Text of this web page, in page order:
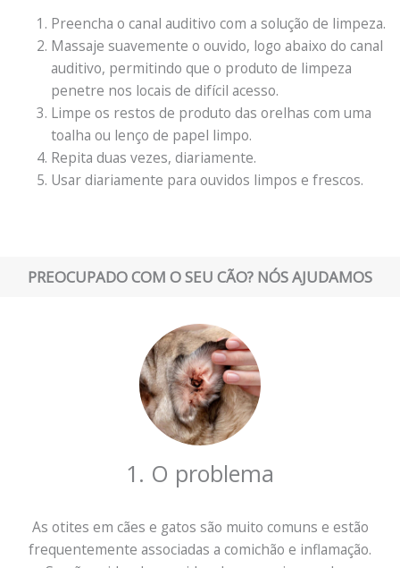
Preencha o canal auditivo com a solução de limpeza.
Massaje suavemente o ouvido, logo abaixo do canal
auditivo, permitindo que o produto de limpeza
penetre nos locais de difícil acesso.
Limpe os restos de produto das orelhas com uma
toalha ou lenço de papel limpo.
Repita duas vezes, diariamente.
Usar diariamente para ouvidos limpos e frescos.
PREOCUPADO COM O SEU CÃO? NÓS AJUDAMOS
1. O problema
As otites em cães e gatos são muito comuns e estão
frequentemente associadas a comichão e inflamação.